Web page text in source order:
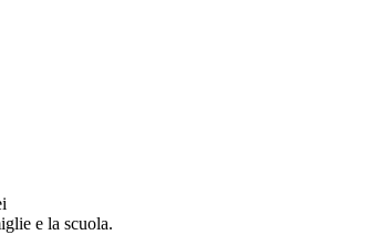
e la scuola.